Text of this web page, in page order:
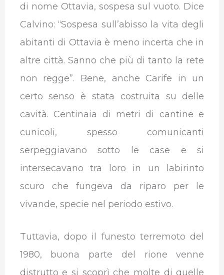
di nome Ottavia, sospesa sul vuoto. Dice
Calvino: “Sospesa sull’abisso la vita degli
abitanti di Ottavia è meno incerta che in
altre città. Sanno che più di tanto la rete
non regge”. Bene, anche Carife in un
certo senso è stata costruita su delle
cavità. Centinaia di metri di cantine e
cunicoli, spesso comunicanti
serpeggiavano sotto le case e si
intersecavano tra loro in un labirinto
scuro che fungeva da riparo per le
vivande, specie nel periodo estivo.
Tuttavia, dopo il funesto terremoto del
1980, buona parte del rione venne
distrutto e si scoprì che molte di quelle